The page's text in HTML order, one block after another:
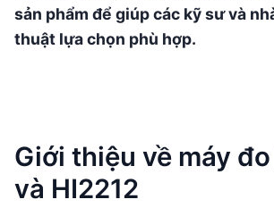
sản phẩm để giúp các kỹ sư và
thuật lựa chọn phù hợp.
Giới thiệu về máy
và HI2212